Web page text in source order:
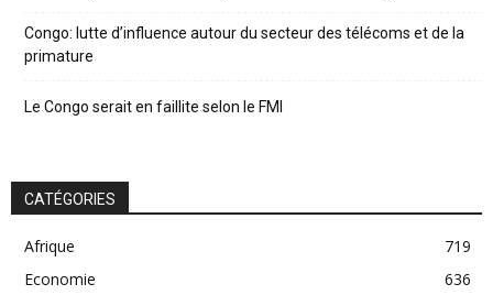
Congo: lutte d’influence autour du secteur des télécoms et de la
primature
Le Congo serait en faillite selon le FMI
CATÉGORIES
Afrique
719
Economie
636